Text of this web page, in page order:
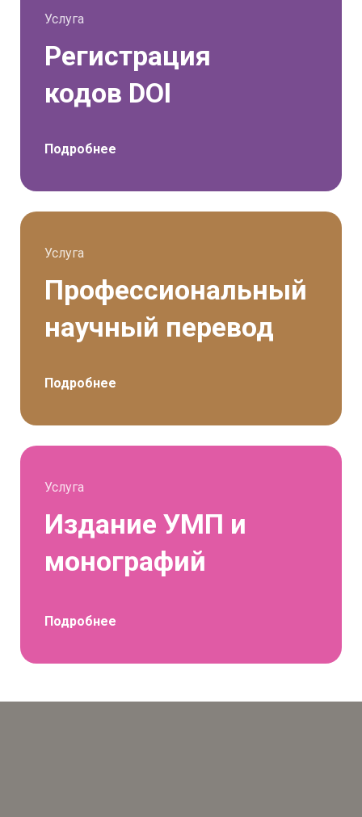
Услуга
Регистрация
кодов DOI
Подробнее
Услуга
Профессиональный
научный перевод
Подробнее
Услуга
Издание УМП и
монографий
Подробнее